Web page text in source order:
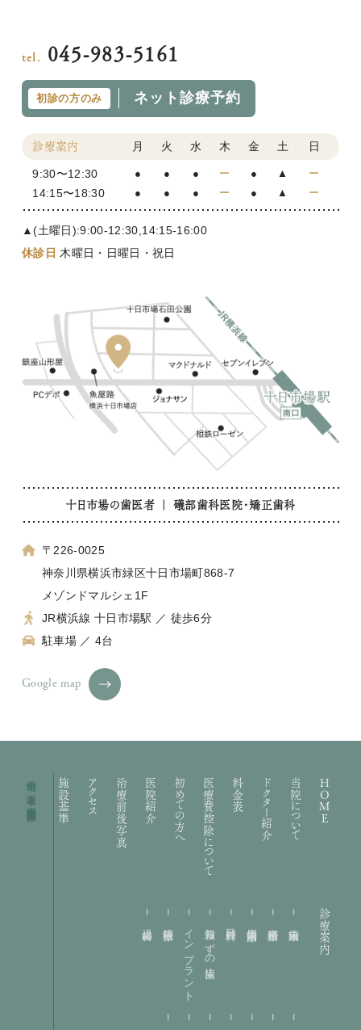
tel. 045-983-5161
初診の方のみ ネット診療予約
診療案内 月 火 水 木 金 土 日
9:30〜12:30 ● ● ● ー ● ▲ ー
14:15〜18:30 ● ● ● ー ● ▲ ー
▲(土曜日):9:00-12:30,14:15-16:00
休診日 木曜日・日曜日・祝日
十日市場の歯医者 ｜ 礒部歯科医院・矯正歯科
〒226-0025
神奈川県横浜市緑区十日市場町868-7
メゾンドマルシェ1F
JR横浜線 十日市場駅 ／ 徒歩6分
駐車場 ／ 4台
Google map
HOME
当院について
ドクター紹介
診療案内
親知らずの抜歯
インプラント
料金表
医療費控除について
初めての方へ
医院紹介
治療前後写真
アクセス
施設基準
十日市場の歯医者｜礒部歯科医院・矯正歯科